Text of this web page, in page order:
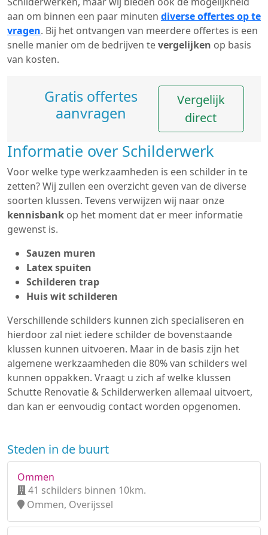
aan om binnen een paar minuten diverse offertes op te
vragen. Bij het ontvangen van meerdere offertes is een
snelle manier om de bedrijven tevergelijken op basis
van kosten.
Gratis offertes
aanvragen
Vergelijk
direct
Informatie over Schilderwerk
Voor welke type werkzaamheden is een schilder in te
zetten? Wij zullen een overzicht geven van de diverse
soorten klussen. Tevens verwijzen wij naar onze
kennisbank op het moment dat er meer informatie
gewenst is.
Sauzen muren
Latex spuiten
Schilderen trap
Huis wit schilderen
Verschillende schilders kunnen zich specialiseren en
hierdoor zal niet iedere schilder de bovenstaande
klussen kunnen uitvoeren. Maar in de basis zijn het
algemene werkzaamheden die 80% van schilders wel
kunnen oppakken. Vraagt u zich af welke klussen
Schutte Renovatie & Schilderwerken allemaal uitvoert,
dan kan er eenvoudig contact worden opgenomen.
Steden in de buurt
Ommen
41 schilders binnen 10km.
Ommen, Overijssel